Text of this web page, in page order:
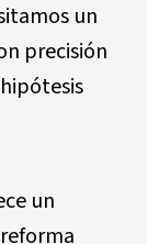
un
precisión
un